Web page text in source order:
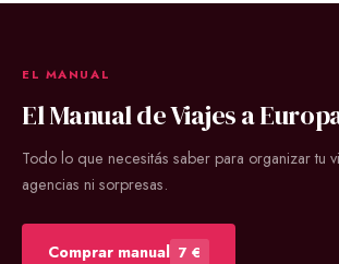
EL MANUAL
El Manual de Viajes a
Todo lo que necesitás saber para organizar tu
agencias ni sorpresas.
Comprar manual 7 €